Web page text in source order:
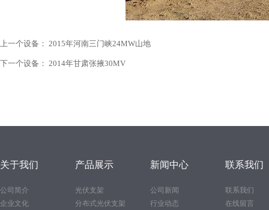
上一个设备： 2015年河南三门峡24MW山地
下一个设备： 2014年甘肃张掖30MV
关于我们
公司简介
企业文化
产品展示
光伏支架
分布式光伏支架
新闻中心
公司新闻
行业动态
联系我们
联系我们
在线留言